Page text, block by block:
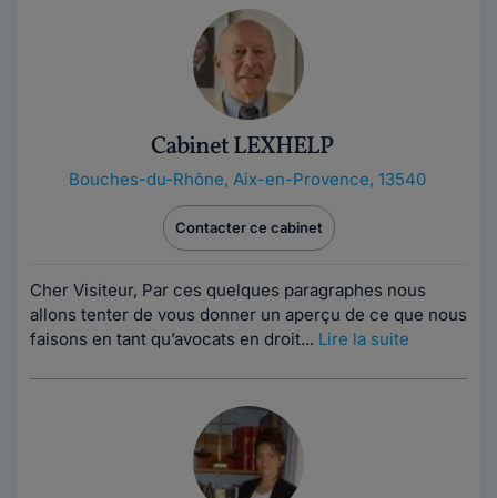
Cabinet LEXHELP
Bouches-du-Rhône, Aix-en-Provence, 13540
Contacter ce cabinet
Cher Visiteur, Par ces quelques paragraphes nous
allons tenter de vous donner un aperçu de ce que nous
faisons en tant qu’avocats en droit... Lire la suite